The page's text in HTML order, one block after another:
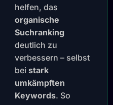
helfen, das
organische
Suchranking
deutlich zu
verbessern – selbst
bei stark
umkämpften
Keywords. So